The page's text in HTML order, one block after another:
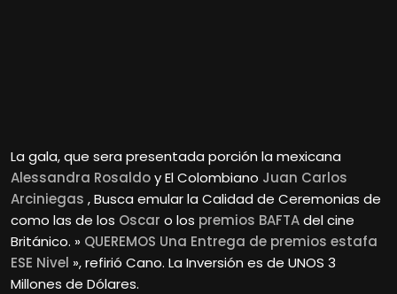
La gala, que sera presentada porción la mexicana
Alessandra Rosaldoy El Colombiano Juan Carlos
Arciniegas , Busca emular la Calidad de Ceremonias de
como las de los Oscar o los premios BAFTAdel cine
Británico. » QUEREMOS Una Entrega de premios estafa
ESE Nivel », refirió Cano. La Inversión es de UNOS 3
Millones de Dólares.